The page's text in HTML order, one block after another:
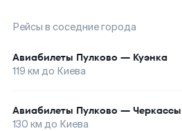
Рейсы в соседние города
Авиабилеты Пулково — Куэнка
119 км до Киева
Авиабилеты Пулково — Черкассы
130 км до Киева